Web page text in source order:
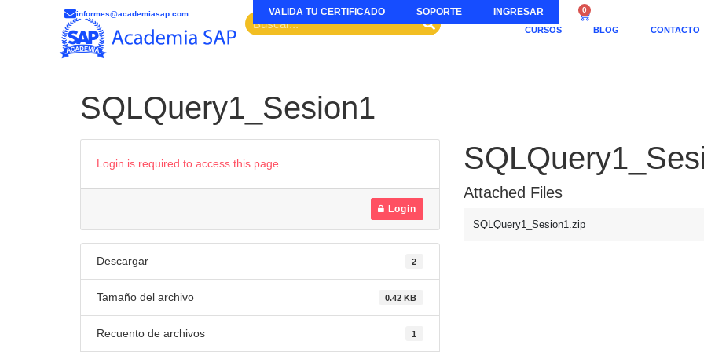
informes@academiasap.com VALIDA TU CERTIFICADO SOPORTE INGRESAR 0
CURSOS BLOG CONTACTO
SQLQuery1_Sesion1
Login is required to access this page
Login
Descargar 2
Tamaño del archivo 0.42 KB
Recuento de archivos 1
Attached Files
SQLQuery1_Sesion1.zip